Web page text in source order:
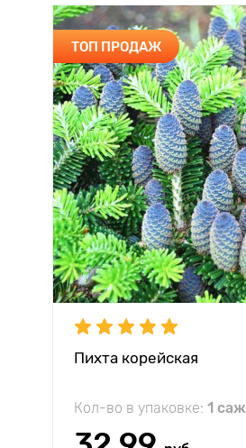
ТОП ПРОДАЖ
Пихта корейская
Кол-во в упаковке: 1 саж